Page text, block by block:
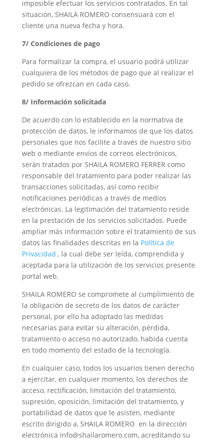
imposible efectuar los servicios contratados. En tal
situación, SHAILA ROMERO consensuará con el
cliente una nueva fecha y hora.
7/ Condiciones de pago
Para formalizar la compra, el usuario podrá utilizar
cualquiera de los métodos de pago que al realizar el
pedido se ofrezcan en cada caso.
8/ Información solicitada
De acuerdo con lo establecido en la normativa de
protección de datos, le informamos de que los datos
personales que nos facilite a través de nuestro sitio
web o mediante envíos de correos electrónicos,
serán tratados por SHAILA ROMERO FERRER como
responsable del tratamiento para poder realizar las
transacciones solicitadas, así como recibir
notificaciones periódicas a través de medios
electrónicas. La legitimación del tratamiento reside
en la prestación de los servicios solicitados. Puede
ampliar más información sobre el tratamiento de sus
datos las finalidades descritas en la Política de
Privacidad , la cual debe ser leída, comprendida y
aceptada para la utilización de los servicios presente
portal web.
SHAILA ROMERO se compromete al cumplimiento de
la obligación de secreto de los datos de carácter
personal, por ello ha adoptado las medidas
necesarias para evitar su alteración, pérdida,
tratamiento o acceso no autorizado, habida cuenta
en todo momento del estado de la tecnología.
En cualquier caso, todos los usuarios tienen derecho
a ejercitar, en cualquier momento, los derechos de
acceso, rectificación, limitación del tratamiento,
supresión, oposición, limitación del tratamiento, y
portabilidad de datos que le asisten, mediante
escrito dirigido a, SHAILA ROMERO en la dirección
electrónica info@shailaromero.com, acreditando su